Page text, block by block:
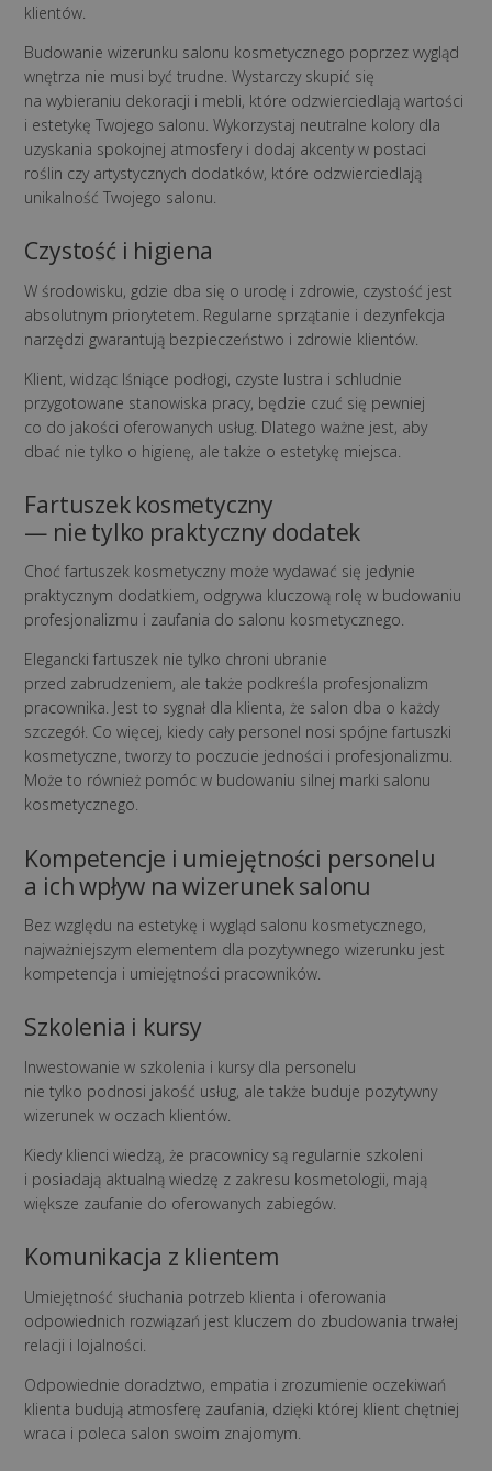
klientów.
Budowanie wizerunku salonu kosmetycznego poprzez wygląd
wnętrza nie musi być trudne. Wystarczy skupić się
na wybieraniu dekoracji i mebli, które odzwierciedlają wartości
i estetykę Twojego salonu. Wykorzystaj neutralne kolory dla
uzyskania spokojnej atmosfery i dodaj akcenty w postaci
roślin czy artystycznych dodatków, które odzwierciedlają
unikalność Twojego salonu.
Czystość i higiena
W środowisku, gdzie dba się o urodę i zdrowie, czystość jest
absolutnym priorytetem. Regularne sprzątanie i dezynfekcja
narzędzi gwarantują bezpieczeństwo i zdrowie klientów.
Klient, widząc lśniące podłogi, czyste lustra i schludnie
przygotowane stanowiska pracy, będzie czuć się pewniej
co do jakości oferowanych usług. Dlatego ważne jest, aby
dbać nie tylko o higienę, ale także o estetykę miejsca.
Fartuszek kosmetyczny
— nie tylko praktyczny dodatek
Choć fartuszek kosmetyczny może wydawać się jedynie
praktycznym dodatkiem, odgrywa kluczową rolę w budowaniu
profesjonalizmu i zaufania do salonu kosmetycznego.
Elegancki fartuszek nie tylko chroni ubranie
przed zabrudzeniem, ale także podkreśla profesjonalizm
pracownika. Jest to sygnał dla klienta, że salon dba o każdy
szczegół. Co więcej, kiedy cały personel nosi spójne fartuszki
kosmetyczne, tworzy to poczucie jedności i profesjonalizmu.
Może to również pomóc w budowaniu silnej marki salonu
kosmetycznego.
Kompetencje i umiejętności personelu
a ich wpływ na wizerunek salonu
Bez względu na estetykę i wygląd salonu kosmetycznego,
najważniejszym elementem dla pozytywnego wizerunku jest
kompetencja i umiejętności pracowników.
Szkolenia i kursy
Inwestowanie w szkolenia i kursy dla personelu
nie tylko podnosi jakość usług, ale także buduje pozytywny
wizerunek w oczach klientów.
Kiedy klienci wiedzą, że pracownicy są regularnie szkoleni
i posiadają aktualną wiedzę z zakresu kosmetologii, mają
większe zaufanie do oferowanych zabiegów.
Komunikacja z klientem
Umiejętność słuchania potrzeb klienta i oferowania
odpowiednich rozwiązań jest kluczem do zbudowania trwałej
relacji i lojalności.
Odpowiednie doradztwo, empatia i zrozumienie oczekiwań
klienta budują atmosferę zaufania, dzięki której klient chętniej
wraca i poleca salon swoim znajomym.